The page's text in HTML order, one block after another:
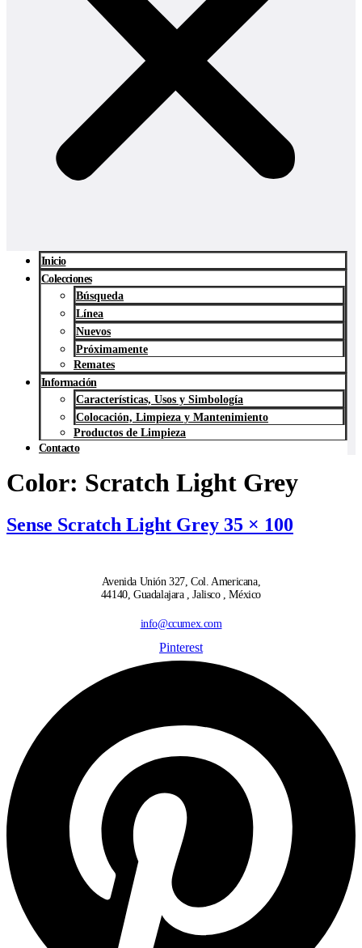
Inicio
Colecciones
Búsqueda
Línea
Nuevos
Próximamente
Remates
Información
Características, Usos y Simbología
Colocación, Limpieza y Mantenimiento
Productos de Limpieza
Contacto
Color: Scratch Light Grey
Sense Scratch Light Grey 35 × 100
Avenida Unión 327, Col. Americana,
44140, Guadalajara , Jalisco , México
info@ccumex.com
Pinterest